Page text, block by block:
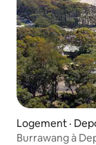
Logement ·
Burrawang à